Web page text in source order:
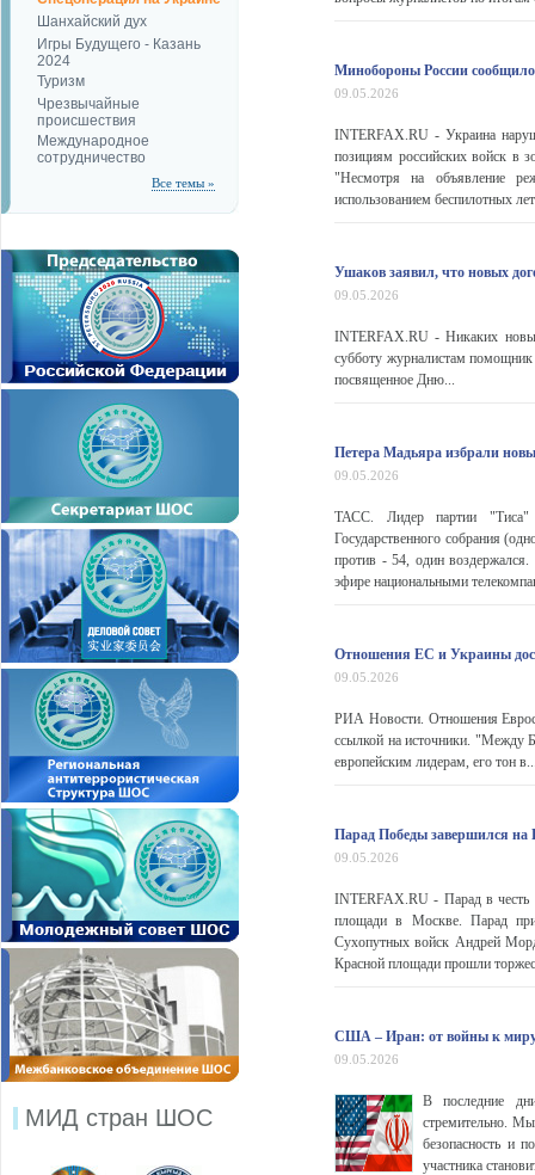
Шанхайский дух
Игры Будущего - Казань
2024
Туризм
Чрезвычайные
происшествия
Международное
сотрудничество
Все темы »
МИД стран ШОС
Минобороны России
09.05.2026
INTERFAX.RU - Украина
позициям российских войск в
"Несмотря на объявление
использованием беспилотных
Ушаков заявил, что новых
09.05.2026
INTERFAX.RU - Никаких
субботу журналистам
посвященное Дню...
Петера Мадьяра избрали
09.05.2026
ТАСС. Лидер партии "Тиса"
Государственного собрания
против - 54, один воздержался.
эфире национальными
Отношения ЕС и Украины
09.05.2026
РИА Новости. Отношения
ссылкой на источники. "Между
европейским лидерам, его тон
Парад Победы завершился
09.05.2026
INTERFAX.RU - Парад в честь
площади в Москве. Парад
Сухопутных войск Андрей
Красной площади прошли
США – Иран: от войны к
09.05.2026
В последние
стремительно.
безопасность и
участника